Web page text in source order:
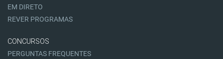
EM DIRETO
REVER PROGRAMAS
CONCURSOS
PERGUNTAS FREQUENTES